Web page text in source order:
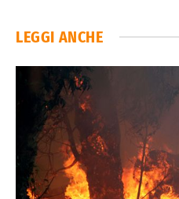
LEGGI ANCHE